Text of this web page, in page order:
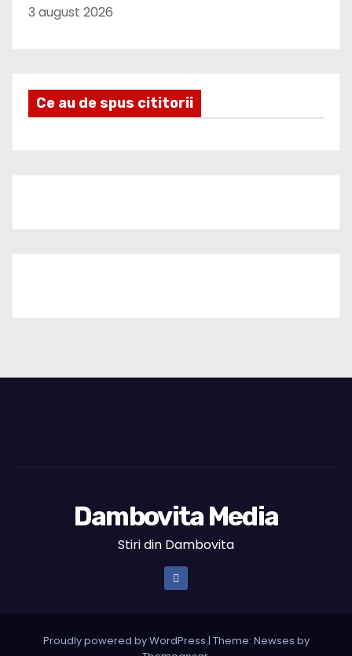
3 august 2026
Ce au de spus cititorii
Dambovita Media
Stiri din Dambovita
Proudly powered by WordPress | Theme: Newses by